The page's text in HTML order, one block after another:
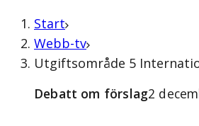
Start
Webb-tv
Utgiftsområde 5
Debatt om förslag2